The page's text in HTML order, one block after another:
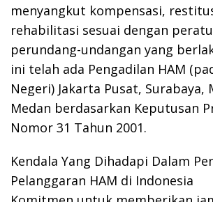
menyangkut kompensasi,
rehabilitasi sesuai dengan
perundang-undangan yang
ini telah ada Pengadilan HAM
Negeri) Jakarta Pusat, Surabaya,
Medan berdasarkan Keputusan
Nomor 31 Tahun 2001.
Kendala Yang Dihadapi Dalam
Pelanggaran HAM di Indonesia